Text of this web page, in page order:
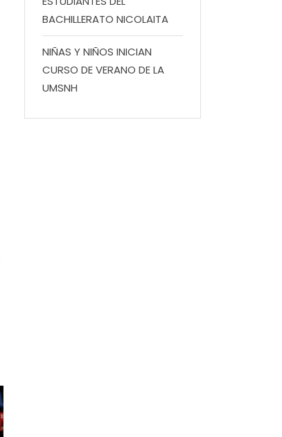
BACHILLERATO NICOLAITA
NIÑAS Y NIÑOS INICIAN
CURSO DE VERANO DE LA
UMSNH